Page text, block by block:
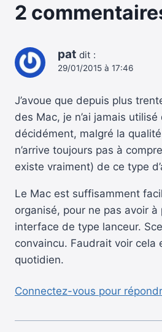
2
pat dit :
29/01/2015 à 17:46
J’avoue que depuis plus
des Mac, je n’ai jamais
décidément, malgré la
n’arrive toujours pas à
existe vraiment) de ce type
Le Mac est suffisamment
organisé, pour ne pas avoir à
interface de type lanceur.
convaincu. Faudrait voir cela
quotidien.
Connectez-vous pour